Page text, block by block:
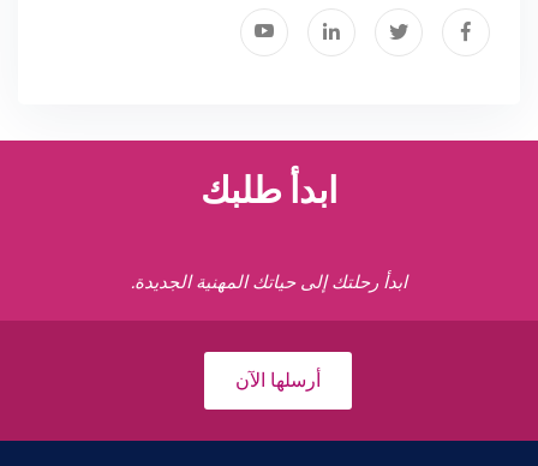
ابدأ طلبك
ابدأ رحلتك إلى حياتك المهنية الجديدة.
أرسلها الآن